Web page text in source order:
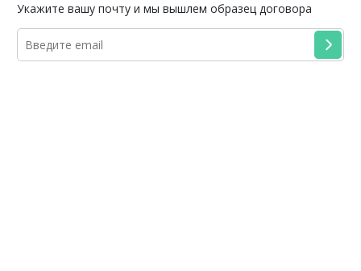
Укажите вашу почту и мы вышлем образец договора